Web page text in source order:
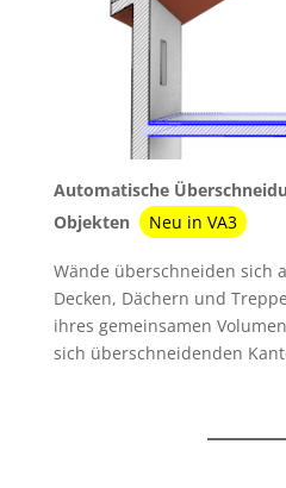
Automatische
Objekten
Neu in VA3
Wände überschneiden sich
Decken, Dächern und
ihres gemeinsamen
sich überschneidenden